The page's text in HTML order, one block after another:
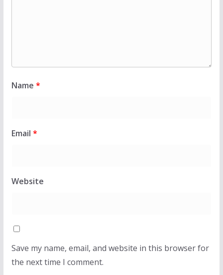
Name *
Email *
Website
Save my name, email, and website in this browser for
the next time I comment.